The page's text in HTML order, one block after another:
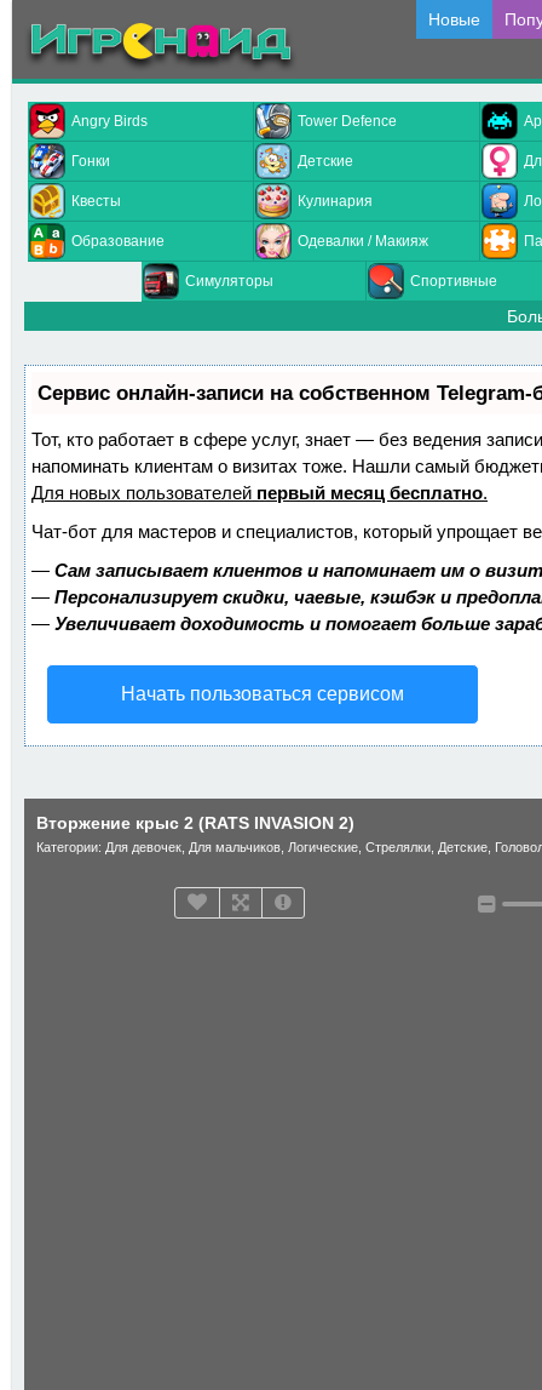
Новые
Angry Birds Tower Defence
Гонки Детские
Квесты Кулинария
Образование Одевалки / Макияж
Симуляторы Спортивные
Сервис онлайн-записи на собственном Telegram-
Тот, кто работает в сфере услуг, знает — без ведения
напоминать клиентам о визитах тоже. Нашли самый
Для новых пользователей первый месяц бесплатно.
Чат-бот для мастеров и специалистов, который упрощает
— Сам записывает клиентов и напоминает им о
— Персонализирует скидки, чаевые, кэшбэк и
— Увеличивает доходимость и помогает больше
Начать пользоваться сервисом
Вторжение крыс 2 (RATS INVASION 2)
Категории: Для девочек Для мальчиков Логические Стрелялки Детские